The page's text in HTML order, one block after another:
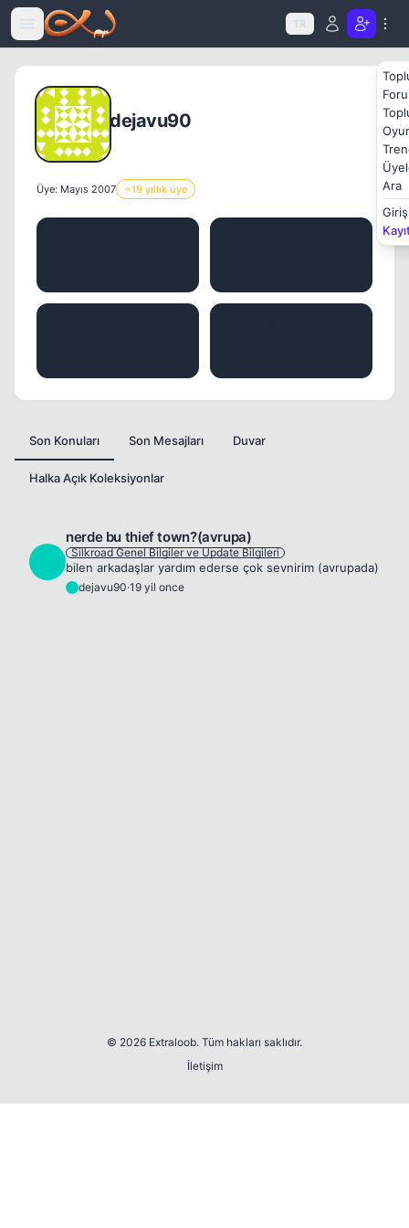
Icerige atla
TR
Ara
Giriş
dejavu90
Üye: Mayıs 2007 ⭐19 yıllık üye
Son Konuları Son Mesajları Duvar
Halka Açık Koleksiyonlar
nerde bu thief town?(avrupa)
Silkroad Genel Bilgiler ve Update Bilgileri
bilen arkadaşlar yardım ederse çok sevnirim (avrupada)
dejavu90·19 yil once
© 2026 Extraloob. Tüm hakları saklıdır.
İletişim